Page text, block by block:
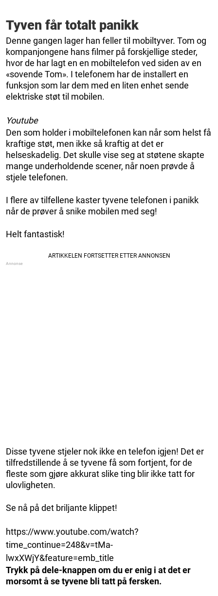
Tyven får totalt panikk
Denne gangen lager han feller til mobiltyver. Tom og
kompanjongene hans filmer på forskjellige steder,
hvor de har lagt en en mobiltelefon ved siden av en
«sovende Tom». I telefonem har de installert en
funksjon som lar dem med en liten enhet sende
elektriske støt til mobilen.
Youtube
Den som holder i mobiltelefonen kan når som helst få
kraftige støt, men ikke så kraftig at det er
helseskadelig. Det skulle vise seg at støtene skapte
mange underholdende scener, når noen prøvde å
stjele telefonen.
I flere av tilfellene kaster tyvene telefonen i panikk
når de prøver å snike mobilen med seg!
Helt fantastisk!
Disse tyvene stjeler nok ikke en telefon igjen! Det er
tilfredstillende å se tyvene få som fortjent, for de
fleste som gjøre akkurat slike ting blir ikke tatt for
ulovligheten.
Se nå på det briljante klippet!
https://www.youtube.com/watch?
time_continue=248&v=tMa-
lwxXWjY&feature=emb_title
Trykk på dele-knappen om du er enig i at det er
morsomt å se tyvene bli tatt på fersken.